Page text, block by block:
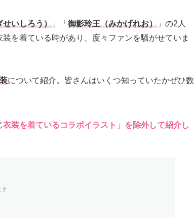
せいしろう） 」「 御影玲王（みかげれお） 」の2人
を着ている時があり、度々ファンを騒がせていま
について紹介。皆さんはいくつ知っていたかぜひ数
装を着ているコラボイラスト」を除外して紹介し